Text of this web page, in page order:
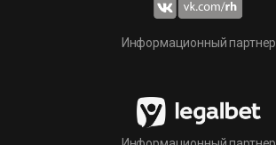
Информационный партнер